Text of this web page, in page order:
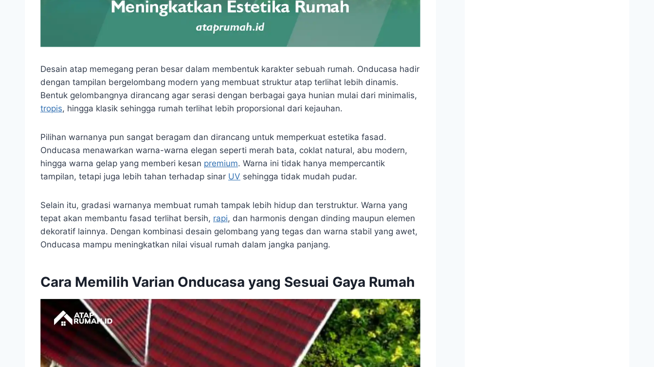
Desain atap memegang peran besar dalam membentuk karakter sebuah rumah. Onducasa hadir
dengan tampilan bergelombang modern yang membuat struktur atap terlihat lebih dinamis.
Bentuk gelombangnya dirancang agar serasi dengan berbagai gaya hunian mulai dari minimalis,
tropis, hingga klasik sehingga rumah terlihat lebih proporsional dari kejauhan.
Pilihan warnanya pun sangat beragam dan dirancang untuk memperkuat estetika fasad.
Onducasa menawarkan warna-warna elegan seperti merah bata, coklat natural, abu modern,
hingga warna gelap yang memberi kesan premium. Warna ini tidak hanya mempercantik
tampilan, tetapi juga lebih tahan terhadap sinar UV sehingga tidak mudah pudar.
Selain itu, gradasi warnanya membuat rumah tampak lebih hidup dan terstruktur. Warna yang
tepat akan membantu fasad terlihat bersih, rapi, dan harmonis dengan dinding maupun elemen
dekoratif lainnya. Dengan kombinasi desain gelombang yang tegas dan warna stabil yang awet,
Onducasa mampu meningkatkan nilai visual rumah dalam jangka panjang.
Cara Memilih Varian Onducasa yang Sesuai Gaya Rumah